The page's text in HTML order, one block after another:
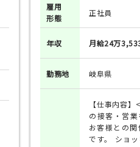
雇用
形態
正社員
年収 月給24万
勤務地 岐阜県
【仕事内容
の接客・営業
お客様との
です。 ショ